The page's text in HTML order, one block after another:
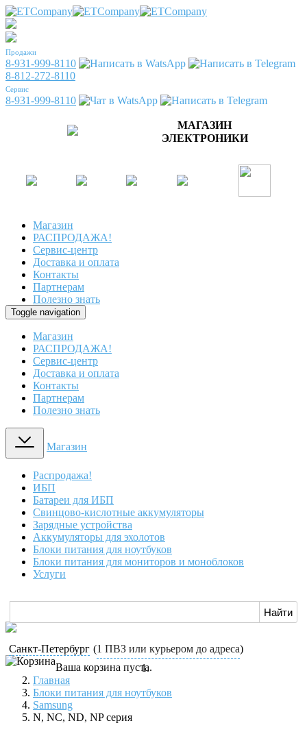
Продажи
8-931-999-8110
8-812-272-8110
Сервис
8-931-999-8110
МАГАЗИН
ЭЛЕКТРОНИКИ
Магазин
РАСПРОДАЖА!
Сервис-центр
Доставка и оплата
Контакты
Партнерам
Полезно знать
Toggle navigation
Магазин
РАСПРОДАЖА!
Сервис-центр
Доставка и оплата
Контакты
Партнерам
Полезно знать
Магазин
Распродажа!
ИБП
Батареи для ИБП
Свинцово-кислотные аккумуляторы
Зарядные устройства
Аккумуляторы для эхолотов
Блоки питания для ноутбуков
Блоки питания для мониторов и моноблоков
Услуги
Санкт-Петербург (1 ПВЗ или курьером до адреса)
Ваша корзина пуста.
Главная
Блоки питания для ноутбуков
Samsung
N, NC, ND, NP серия